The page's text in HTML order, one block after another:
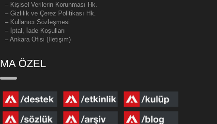
– Kişisel Verilerin Korunması Hk.
– Gizlilik ve Çerez Politikası Hk.
– Kullanıcı Sözleşmesi
– İptal, İade Koşulları
– Ankara Ofisi (İletişim)
MA ÖZEL